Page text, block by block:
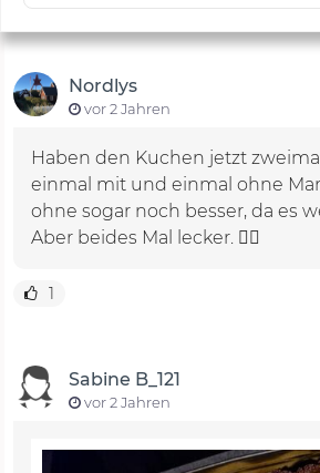
Nordlys
vor 2 Jahren
Haben den Kuchen jetzt
einmal mit und einmal ohne
ohne sogar noch besser, da es
Aber beides Mal lecker. 👍🏻
1
Sabine B_121
vor 2 Jahren